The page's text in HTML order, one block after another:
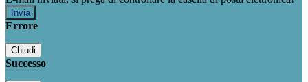
Errore
Chiudi
Successo